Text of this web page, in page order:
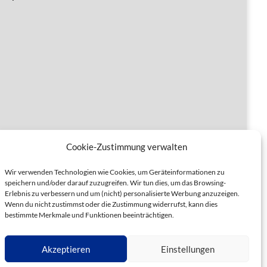
Cookie-Zustimmung verwalten
Wir verwenden Technologien wie Cookies, um Geräteinformationen zu
speichern und/oder darauf zuzugreifen. Wir tun dies, um das Browsing-
Erlebnis zu verbessern und um (nicht) personalisierte Werbung anzuzeigen.
Wenn du nicht zustimmst oder die Zustimmung widerrufst, kann dies
bestimmte Merkmale und Funktionen beeinträchtigen.
Akzeptieren Einstellungen